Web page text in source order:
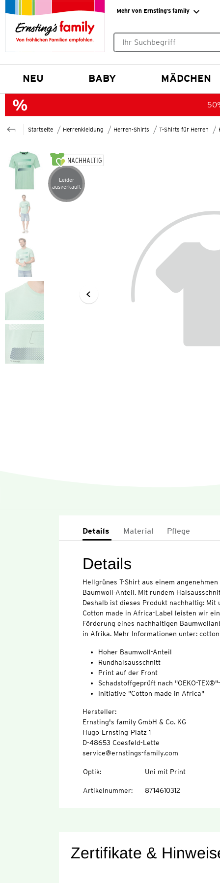
Mehr von Ernsting’s family
NEU BABY MÄDCHEN
Startseite Herrenkleidung Herren-Shirts T-Shirts für Herren
NACHHALTIG
Artikel leider ausverkauft
Leider
ausverkauft
Details Material Pflege
Details
Hellgrünes T-Shirt aus einem
Baumwoll-Anteil. Mit rundem
Deshalb ist dieses Produkt nachhaltig: Mit
Cotton made in Africa-Label leisten wir
Förderung eines nachhaltigen
in Afrika. Mehr Informationen unter:
Hoher Baumwoll-Anteil
Rundhalsausschnitt
Print auf der Front
Schadstoffgeprüft nach "OEKO-
Initiative "Cotton made in Africa"
Hersteller:
Ernsting's family GmbH & Co. KG
Hugo-Ernsting-Platz 1
D-48653 Coesfeld-Lette
service@ernstings-family.com
Optik: Uni mit Print
Artikelnummer: 8714610312
Zertifikate &